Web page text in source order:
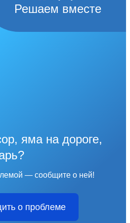
Решаем вместе
яма на дороге,
— сообщите о ней!
о проблеме